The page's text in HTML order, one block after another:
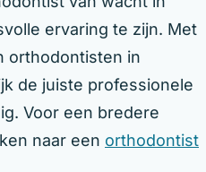
ervaring te zijn. Met
orthodontisten in
de juiste professionele
Voor een bredere
naar een orthodontist